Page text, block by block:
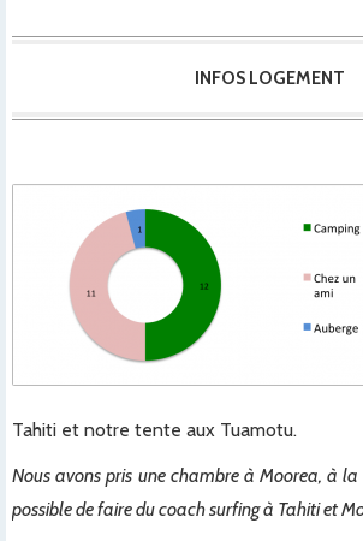
INFOS LOGEMENT
Tahiti et notre tente aux Tuamotu.
Nous avons pris une chambre à Moorea, à
possible de faire du coach surfing à Tahiti et